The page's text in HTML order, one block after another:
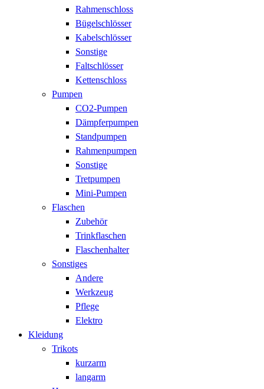
Rahmenschloss
Bügelschlösser
Kabelschlösser
Sonstige
Faltschlösser
Kettenschloss
Pumpen
CO2-Pumpen
Dämpferpumpen
Standpumpen
Rahmenpumpen
Sonstige
Tretpumpen
Mini-Pumpen
Flaschen
Zubehör
Trinkflaschen
Flaschenhalter
Sonstiges
Andere
Werkzeug
Pflege
Elektro
Kleidung
Trikots
kurzarm
langarm